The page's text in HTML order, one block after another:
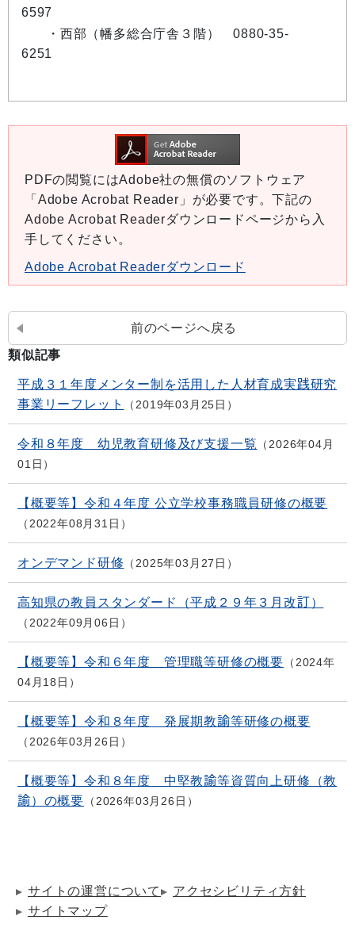
6597
・西部（幡多総合庁舎３階） 0880-35-
6251
PDFの閲覧にはAdobe社の無償のソフトウェア
「Adobe Acrobat Reader」が必要です。下記の
Adobe Acrobat Readerダウンロードページから入
手してください。
Adobe Acrobat Readerダウンロード
前のページへ戻る
類似記事
平成３１年度メンター制を活用した人材育成実践研究
事業リーフレット
2019年03月25日
令和８年度 幼児教育研修及び支援一覧
2026年04月
01日
【概要等】令和４年度 公立学校事務職員研修の概要
2022年08月31日
オンデマンド研修 2025年03月27日
高知県の教員スタンダード（平成２９年３月改訂）
2022年09月06日
【概要等】令和６年度 管理職等研修の概要
2024年
04月18日
【概要等】令和８年度 発展期教諭等研修の概要
2026年03月26日
【概要等】令和８年度 中堅教諭等資質向上研修（教
諭）の概要
2026年03月26日
サイトの運営について
アクセシビリティ方針
サイトマップ